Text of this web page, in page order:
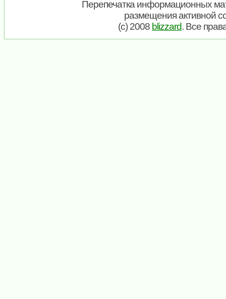
Перепечатка информационных
размещения активной
(c) 2008 blizzard. Все